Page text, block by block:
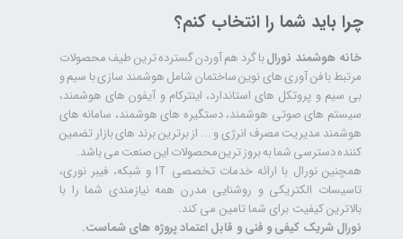
چرا باید شما را انتخاب کنم؟
خانه هوشمند نورالبا گرد هم آوردن گسترده ترین طیف محصولات
مرتبط با فن آوری های نوین ساختمان شامل هوشمند سازی با سیم و
بی سیم و پروتکل های استاندارد، اینترکام و آیفون های هوشمند،
سیستم های صوتی هوشمند، دستگیره های هوشمند، سامانه های
هوشمند مدیریت مصرف انرژی و ... از برترین برند های بازار تضمین
کننده دسترسی شما به بروز ترین محصولات این صنعت می باشد.
همچنین نورال با ارائه خدمات تخصصی IT و شبکه، فیبر نوری،
تاسیسات الکتریکی و روشنایی مدرن همه نیازمندی شما را با
بالاترین کیفیت برای شما تامین می کند.
نورال شریک کیفی و فنی و قابل اعتماد پروژه های شماست.